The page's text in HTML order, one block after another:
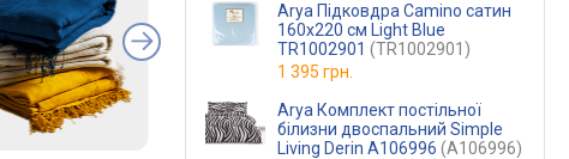
Arya Підковдра Camino сатин
160x220 см Light Blue
TR1002901 (TR1002901)
1 395 грн.
Arya Комплект постільної
білизни двоспальний Simple
Living Derin A106996 (A106996)